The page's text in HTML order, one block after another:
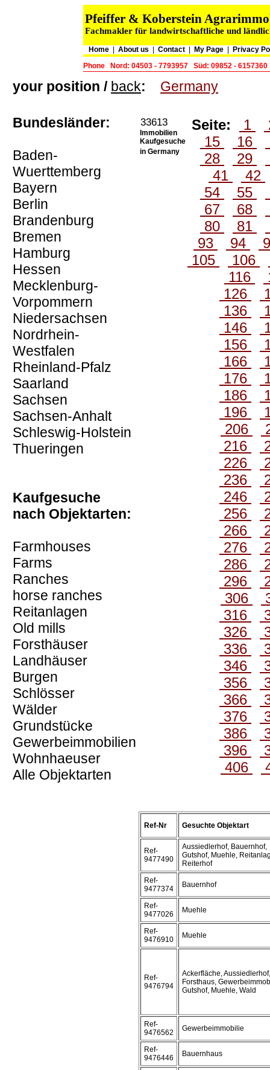
Pfeiffer & Koberstein
Fachmakler für landwirtschaftliche und
Home About us Contact My Page
Privacy
Phone
Nord: 04503 - 7793957 Süd: 09852 - 6157360
your position / back: Germany
Bundesländer:
Baden-
Wuerttemberg
Bayern
Berlin
Brandenburg
Bremen
Hamburg
Hessen
Mecklenburg-
Vorpommern
Niedersachsen
Nordrhein-
Westfalen
Rheinland-Pfalz
Saarland
Sachsen
Sachsen-Anhalt
Schleswig-Holstein
Thueringen
Kaufgesuche
nach Objektarten:
Farmhouses
Farms
Ranches
horse ranches
Reitanlagen
Old mills
Forsthäuser
Landhäuser
Burgen
Schlösser
Wälder
Grundstücke
Gewerbeimmobilien
Wohnhaeuser
Alle Objektarten
33613
Immobilien
Kaufgesuche
in Germany
Seite: 1
15
16
28
29
41
42
54
55
67
68
80
81
93
94
105
106
116
126
136
146
156
166
176
186
196
206
216
226
236
246
256
266
276
286
296
306
316
326
336
346
356
366
376
386
396
406
Ref-Nr Gesuchte Objektart
Ref-
9477490
Aussiedlerhof, Bauernhof,
Gutshof, Muehle,
Reiterhof
Ref-
9477374
Bauernhof
Ref-
9477026
Muehle
Ref-
9476910
Muehle
Ref-
9476794
Ackerfläche, Aussiedlerhof,
Forsthaus,
Gutshof, Muehle, Wald
Ref-
9476562
Gewerbeimmobilie
Ref-
9476446
Bauernhaus